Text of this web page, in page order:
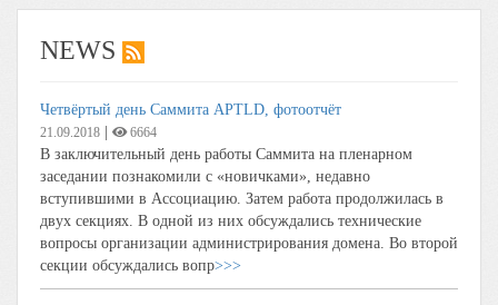
NEWS
Четвёртый день Саммита APTLD, фотоотчёт
21.09.2018 6664
В заключительный день работы Саммита на пленарном
заседании познакомили с «новичками», недавно
вступившими в Ассоциацию. Затем работа продолжилась в
двух секциях. В одной из них обсуждались технические
вопросы организации администрирования домена. Во второй
секции обсуждались вопр>>>